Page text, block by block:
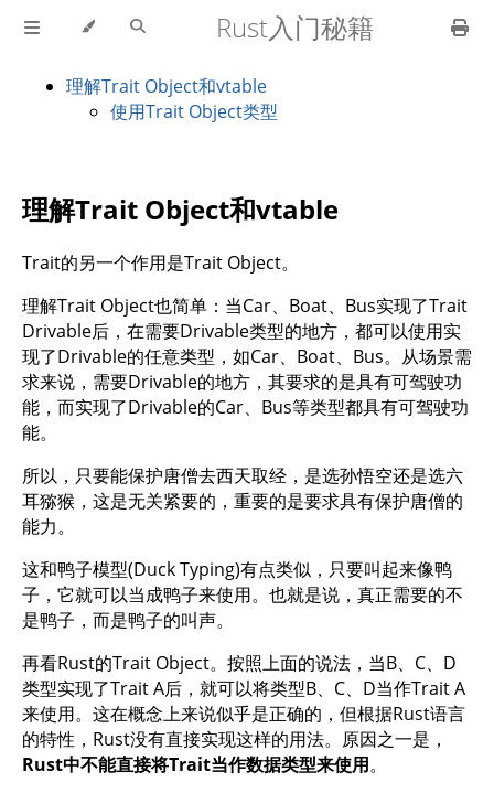
Rust入门秘籍
理解Trait Object和vtable
使用Trait Object类型
理解Trait Object和vtable
Trait的另一个作用是Trait Object。
理解Trait Object也简单：当Car、Boat、Bus实现了Trait
Drivable后，在需要Drivable类型的地方，都可以使用实
现了Drivable的任意类型，如Car、Boat、Bus。从场景需
求来说，需要Drivable的地方，其要求的是具有可驾驶功
能，而实现了Drivable的Car、Bus等类型都具有可驾驶功
能。
所以，只要能保护唐僧去西天取经，是选孙悟空还是选六
耳猕猴，这是无关紧要的，重要的是要求具有保护唐僧的
能力。
这和鸭子模型(Duck Typing)有点类似，只要叫起来像鸭
子，它就可以当成鸭子来使用。也就是说，真正需要的不
是鸭子，而是鸭子的叫声。
再看Rust的Trait Object。按照上面的说法，当B、C、D
类型实现了Trait A后，就可以将类型B、C、D当作Trait A
来使用。这在概念上来说似乎是正确的，但根据Rust语言
的特性，Rust没有直接实现这样的用法。原因之一是，
Rust中不能直接将Trait当作数据类型来使用。